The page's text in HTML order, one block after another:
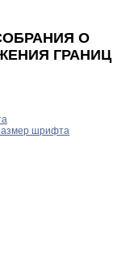
О
ГРАНИЦ
шрифта